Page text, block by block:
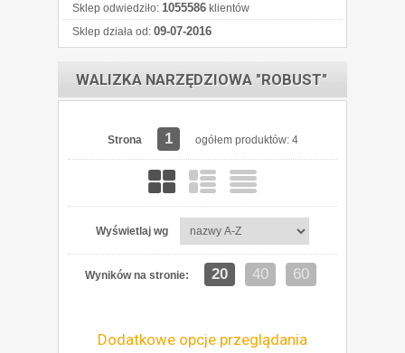
Sklep odwiedziło: 1055586 klientów
Sklep działa od: 09-07-2016
WALIZKA NARZĘDZIOWA "ROBUST"
Strona 1 ogółem produktów: 4
Wyświetlaj wg
Wyników na stronie: 20 40 60
Dodatkowe opcje przeglądania